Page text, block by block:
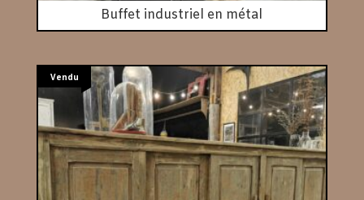
Buffet industriel en métal
Vendu